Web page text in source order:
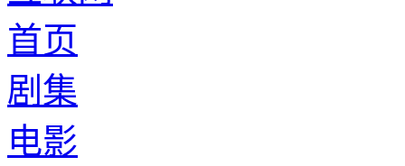
首页
剧集
电影